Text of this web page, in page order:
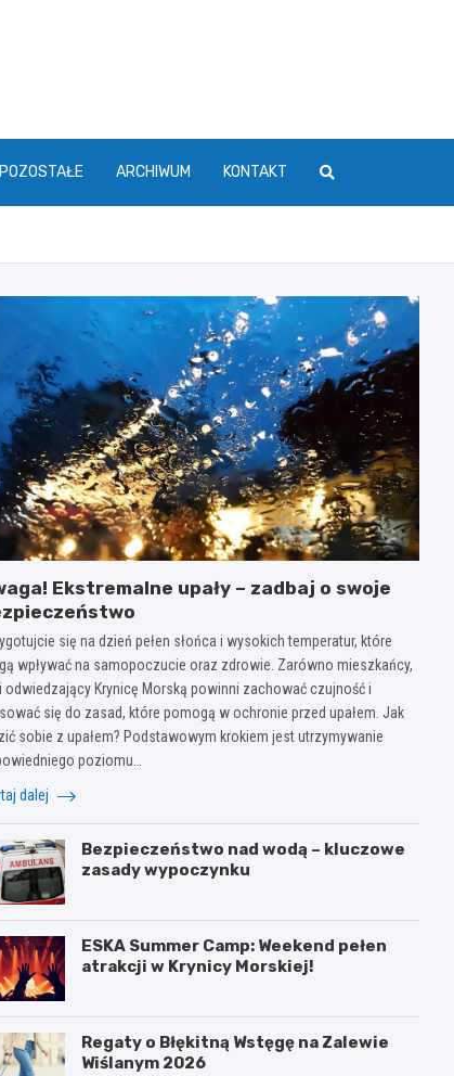
POZOSTAŁE ARCHIWUM KONTAKT
Ekstremalne upały – zadbaj o swoje
się na dzień pełen słońca i wysokich temperatur, które
wpływać na samopoczucie oraz zdrowie. Zarówno mieszkańcy,
odwiedzający Krynicę Morską powinni zachować czujność i
się do zasad, które pomogą w ochronie przed upałem. Jak
sobie z upałem? Podstawowym krokiem jest utrzymywanie
poziomu…
dalej
Bezpieczeństwo nad wodą – kluczowe
zasady wypoczynku
ESKA Summer Camp: Weekend pełen
atrakcji w Krynicy Morskiej!
Regaty o Błękitną Wstęgę na Zalewie
Wiślanym 2026